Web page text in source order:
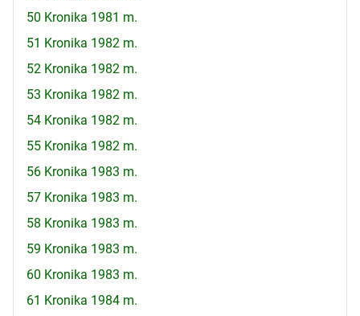
50 Kronika 1981 m.
51 Kronika 1982 m.
52 Kronika 1982 m.
53 Kronika 1982 m.
54 Kronika 1982 m.
55 Kronika 1982 m.
56 Kronika 1983 m.
57 Kronika 1983 m.
58 Kronika 1983 m.
59 Kronika 1983 m.
60 Kronika 1983 m.
61 Kronika 1984 m.